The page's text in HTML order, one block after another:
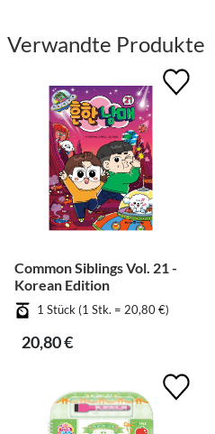
Verwandte Produkte
Common Siblings Vol. 21 -
Korean Edition
1 Stück (1 Stk. = 20,80 €)
20,80 €